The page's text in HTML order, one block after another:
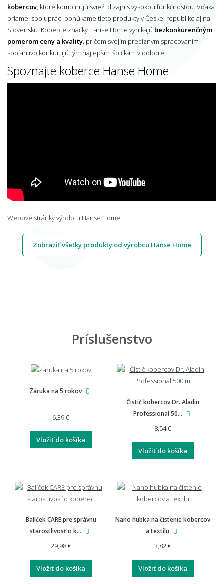
kobercov , ktoré kombinujú svieži dizajn s vysokou funkčnosťou. Vďaka
priamej spolupráci ponúkame tieto produkty v Českej republike aj na
Slovensku. Koberce značky Hanse Home vynikajú bezkonkurenčným
pomerom ceny a kvality , pričom svojím precíznym spracovaním
spoľahlivo konkurujú tým najlepším špičkám v odbore.
Spoznajte koberce Hanse Home
Webové stránky výrobcu Hanse Home
Zobraziť všetky produkty od výrobcu Hanse Home
Príslušenstvo
Záruka na 5 rokov
6,39 €
Vložiť do košíka
Čistič kobercov Dr. Aladin
Professional 50...
8,54 €
Vložiť do košíka
Balíček CARE pre správnu
starostlivosť o k...
29,98 €
Vložiť do košíka
Nano hubka na čistenie kobercov
a textilu
3,82 €
Vložiť do košíka